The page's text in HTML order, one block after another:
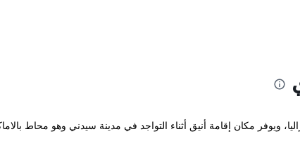
ويوفر مكان إقامة أنيق أثناء التواجد في مدينة سيدني وهو محاط